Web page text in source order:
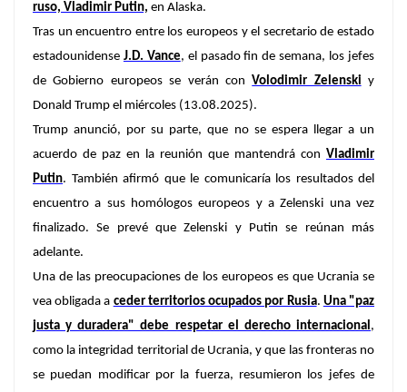
ruso, Vladimir Putin, en Alaska.
Tras un encuentro entre los europeos y el secretario de estado
estadounidense J.D. Vance, el pasado fin de semana, los jefes
de Gobierno europeos se verán conVolodimir Zelenski y
Donald Trump el miércoles (13.08.2025).
Trump anunció, por su parte, que no se espera llegar a un
acuerdo de paz en la reunión que mantendrá con Vladimir
Putin. También afirmó que le comunicaría los resultados del
encuentro a sus homólogos europeos y a Zelenski una vez
finalizado. Se prevé que Zelenski y Putin se reúnan más
adelante.
Una de las preocupaciones de los europeos es que Ucrania se
vea obligada a ceder territorios ocupados por Rusia. Una "paz
justa y duradera" debe respetar el derecho internacional,
como la integridad territorial de Ucrania, y que las fronteras no
se puedan modificar por la fuerza, resumieron los jefes de